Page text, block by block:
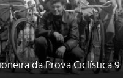
da Prova Ciclística 9